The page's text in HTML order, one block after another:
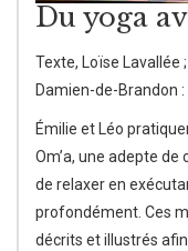
Du yoga
Texte, Loïse Lavallée
Damien-de-Brandon
Émilie et Léo
Om’a, une adepte
de relaxer en
profondément. Ces
décrits et illustrés